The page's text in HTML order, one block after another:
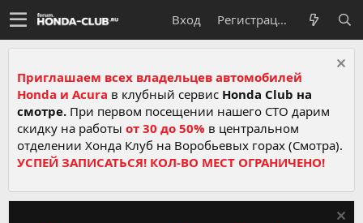
Вход Регистрация
Приглашаем всех владельцев автомобилей
Honda и Acura в клубный сервис Honda Club на
смотре. При первом посещении нашего СТО дарим
скидку на работы от 30 до 50% в центральном
отделении Хонда Клуб на Воробьевых горах (Смотра).
УСПЕЙ ЗАПИСАТЬСЯ! КОЛ-ВО МЕСТ ОГРАНИЧЕНО!